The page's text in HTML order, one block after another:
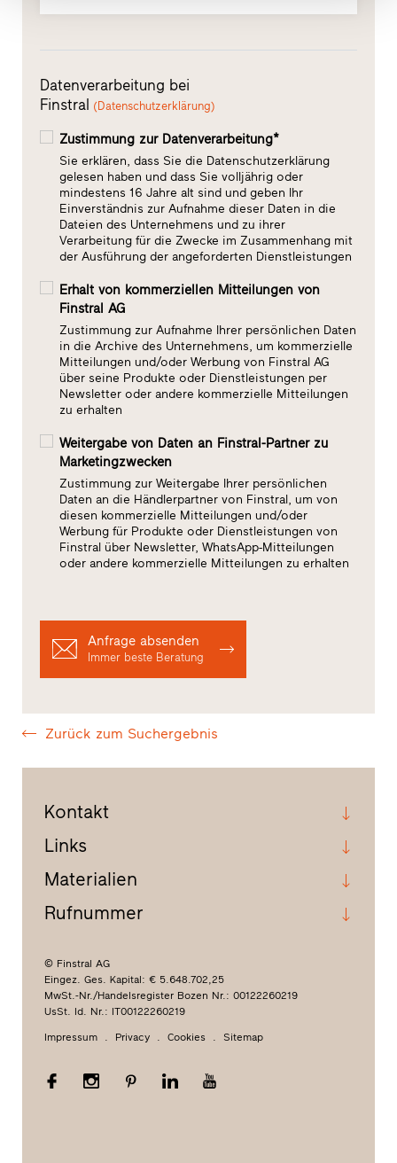
Datenverarbeitung bei
Finstral (Datenschutzerklärung)
Zustimmung zur Datenverarbeitung*
Sie erklären, dass Sie die Datenschutzerklärung
gelesen haben und dass Sie volljährig oder
mindestens 16 Jahre alt sind und geben Ihr
Einverständnis zur Aufnahme dieser Daten in die
Dateien des Unternehmens und zu ihrer
Verarbeitung für die Zwecke im Zusammenhang mit
der Ausführung der angeforderten Dienstleistungen
Erhalt von kommerziellen Mitteilungen von
Finstral AG
Zustimmung zur Aufnahme Ihrer persönlichen Daten
in die Archive des Unternehmens, um kommerzielle
Mitteilungen und/oder Werbung von Finstral AG
über seine Produkte oder Dienstleistungen per
Newsletter oder andere kommerzielle Mitteilungen
zu erhalten
Weitergabe von Daten an Finstral-Partner zu
Marketingzwecken
Zustimmung zur Weitergabe Ihrer persönlichen
Daten an die Händlerpartner von Finstral, um von
diesen kommerzielle Mitteilungen und/oder
Werbung für Produkte oder Dienstleistungen von
Finstral über Newsletter, WhatsApp-Mitteilungen
oder andere kommerzielle Mitteilungen zu erhalten
Anfrage absenden
Immer beste Beratung
Zurück zum Suchergebnis
Kontakt
Links
Materialien
Rufnummer
© Finstral AG
Eingez. Ges. Kapital: € 5.648.702,25
MwSt.-Nr./Handelsregister Bozen Nr.: 00122260219
UsSt. Id. Nr.: IT00122260219
Impressum Privacy Cookies Sitemap